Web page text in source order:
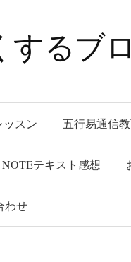
するブ
スン 五行易通信
NOTEテキスト感想
わせ